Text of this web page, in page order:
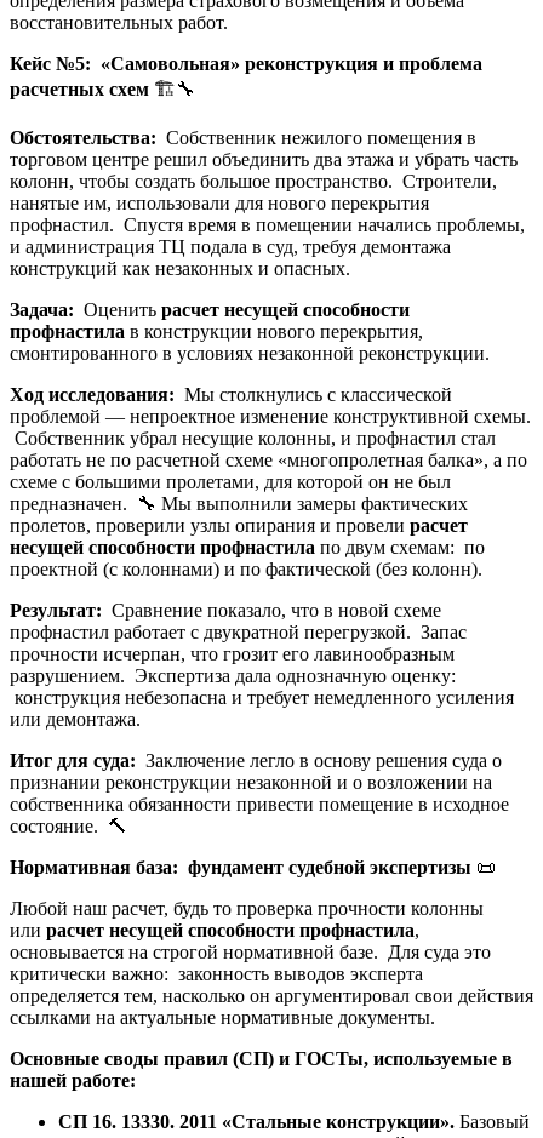
восстановительных работ.
Кейс №5: «Самовольная» реконструкция и проблема
расчетных схем 🏗️🔧
Обстоятельства: Собственник нежилого помещения в
торговом центре решил объединить два этажа и убрать часть
колонн, чтобы создать большое пространство. Строители,
нанятые им, использовали для нового перекрытия
профнастил. Спустя время в помещении начались проблемы,
и администрация ТЦ подала в суд, требуя демонтажа
конструкций как незаконных и опасных.
Задача: Оценить расчет несущей способности
профнастила в конструкции нового перекрытия,
смонтированного в условиях незаконной реконструкции.
Ход исследования: Мы столкнулись с классической
проблемой — непроектное изменение конструктивной схемы.
Собственник убрал несущие колонны, и профнастил стал
работать не по расчетной схеме «многопролетная балка», а по
схеме с большими пролетами, для которой он не был
предназначен. 🔧 Мы выполнили замеры фактических
пролетов, проверили узлы опирания и провели расчет
несущей способности профнастила по двум схемам: по
проектной (с колоннами) и по фактической (без колонн).
Результат: Сравнение показало, что в новой схеме
профнастил работает с двукратной перегрузкой. Запас
прочности исчерпан, что грозит его лавинообразным
разрушением. Экспертиза дала однозначную оценку:
конструкция небезопасна и требует немедленного усиления
или демонтажа.
Итог для суда: Заключение легло в основу решения суда о
признании реконструкции незаконной и о возложении на
собственника обязанности привести помещение в исходное
состояние. 🔨
Нормативная база: фундамент судебной экспертизы 📜
Любой наш расчет, будь то проверка прочности колонны
или расчет несущей способности профнастила,
основывается на строгой нормативной базе. Для суда это
критически важно: законность выводов эксперта
определяется тем, насколько он аргументировал свои действия
ссылками на актуальные нормативные документы.
Основные своды правил (СП) и ГОСТы, используемые в
нашей работе:
СП 16. 13330. 2011 «Стальные конструкции». Базовый